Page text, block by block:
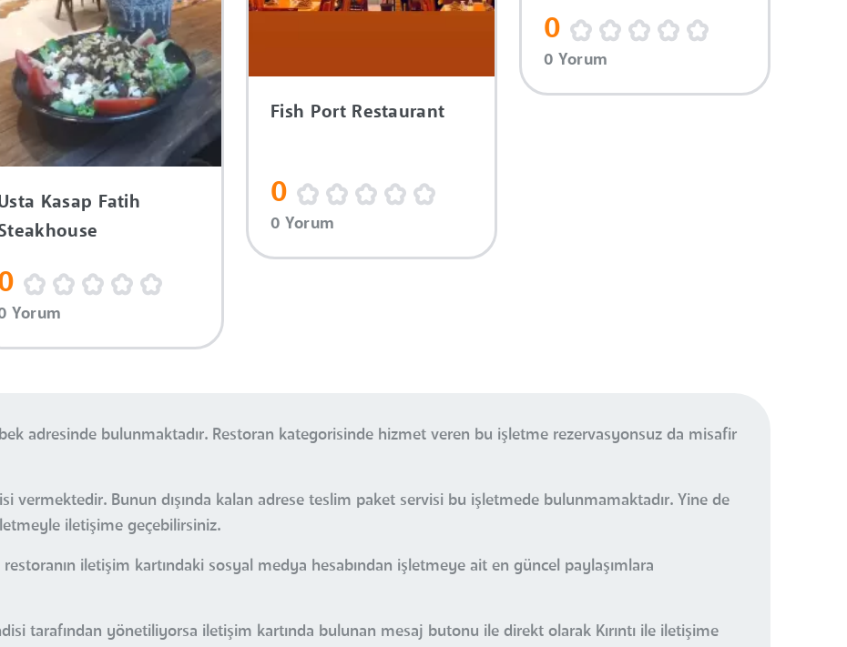
Kasap Fatih
Yorum
Fish Port Restaurant
0
0 Yorum
0
0 Yorum
adresinde bulunmaktadır. Restoran kategorisinde hizmet veren bu işletme rezervasyonsuz da misafir
vermektedir. Bunun dışında kalan adrese teslim paket servisi bu işletmede bulunmamaktadır. Yine de
iletişime geçebilirsiniz.
iletişim kartındaki sosyal medya hesabından işletmeye ait en güncel paylaşımlara
tarafından yönetiliyorsa iletişim kartında bulunan mesaj butonu ile direkt olarak Kırıntı ile iletişime